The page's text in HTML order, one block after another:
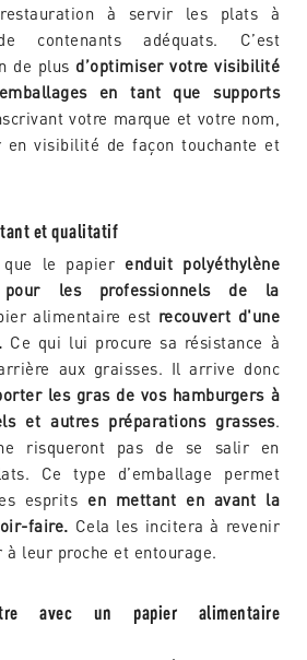
à servir les plats à
contenants adéquats. C’est
de plus d’optimiser votre visibilité
en tant que supports
votre marque et votre nom,
en visibilité de façon touchante et
et qualitatif
le papier enduit polyéthylène
les professionnels de la
alimentaire est recouvert d'une
Ce qui lui procure sa résistance à
aux graisses. Il arrive donc
les gras de vos hamburgers à
et autres préparations grasses.
risqueront pas de se salir en
Ce type d’emballage permet
esprits en mettant en avant la
faire. Cela les incitera à revenir
leur proche et entourage.
avec un papier alimentaire